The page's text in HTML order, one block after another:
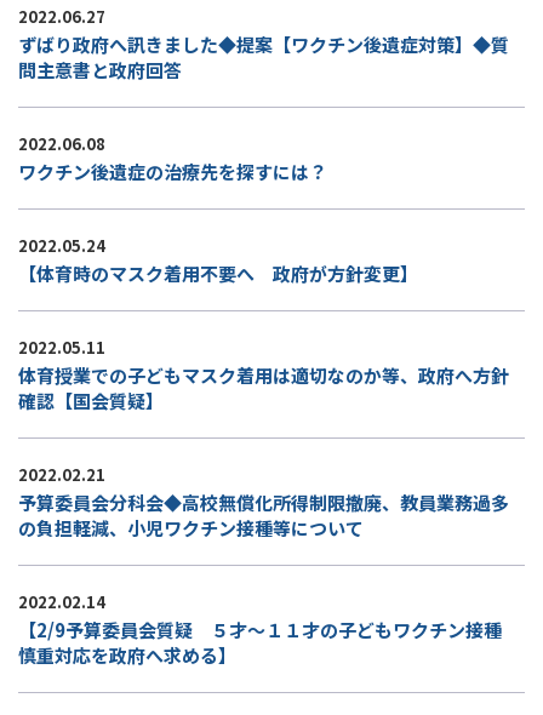
2022.06.27
ずばり政府へ訊きました◆提案【ワクチン後遺症対策】◆質
問主意書と政府回答
2022.06.08
ワクチン後遺症の治療先を探すには？
2022.05.24
【体育時のマスク着用不要へ 政府が方針変更】
2022.05.11
体育授業での子どもマスク着用は適切なのか等、政府へ方針
確認【国会質疑】
2022.02.21
予算委員会分科会◆高校無償化所得制限撤廃、教員業務過多
の負担軽減、小児ワクチン接種等について
2022.02.14
【2/9予算委員会質疑 ５才～１１才の子どもワクチン接種
慎重対応を政府へ求める】